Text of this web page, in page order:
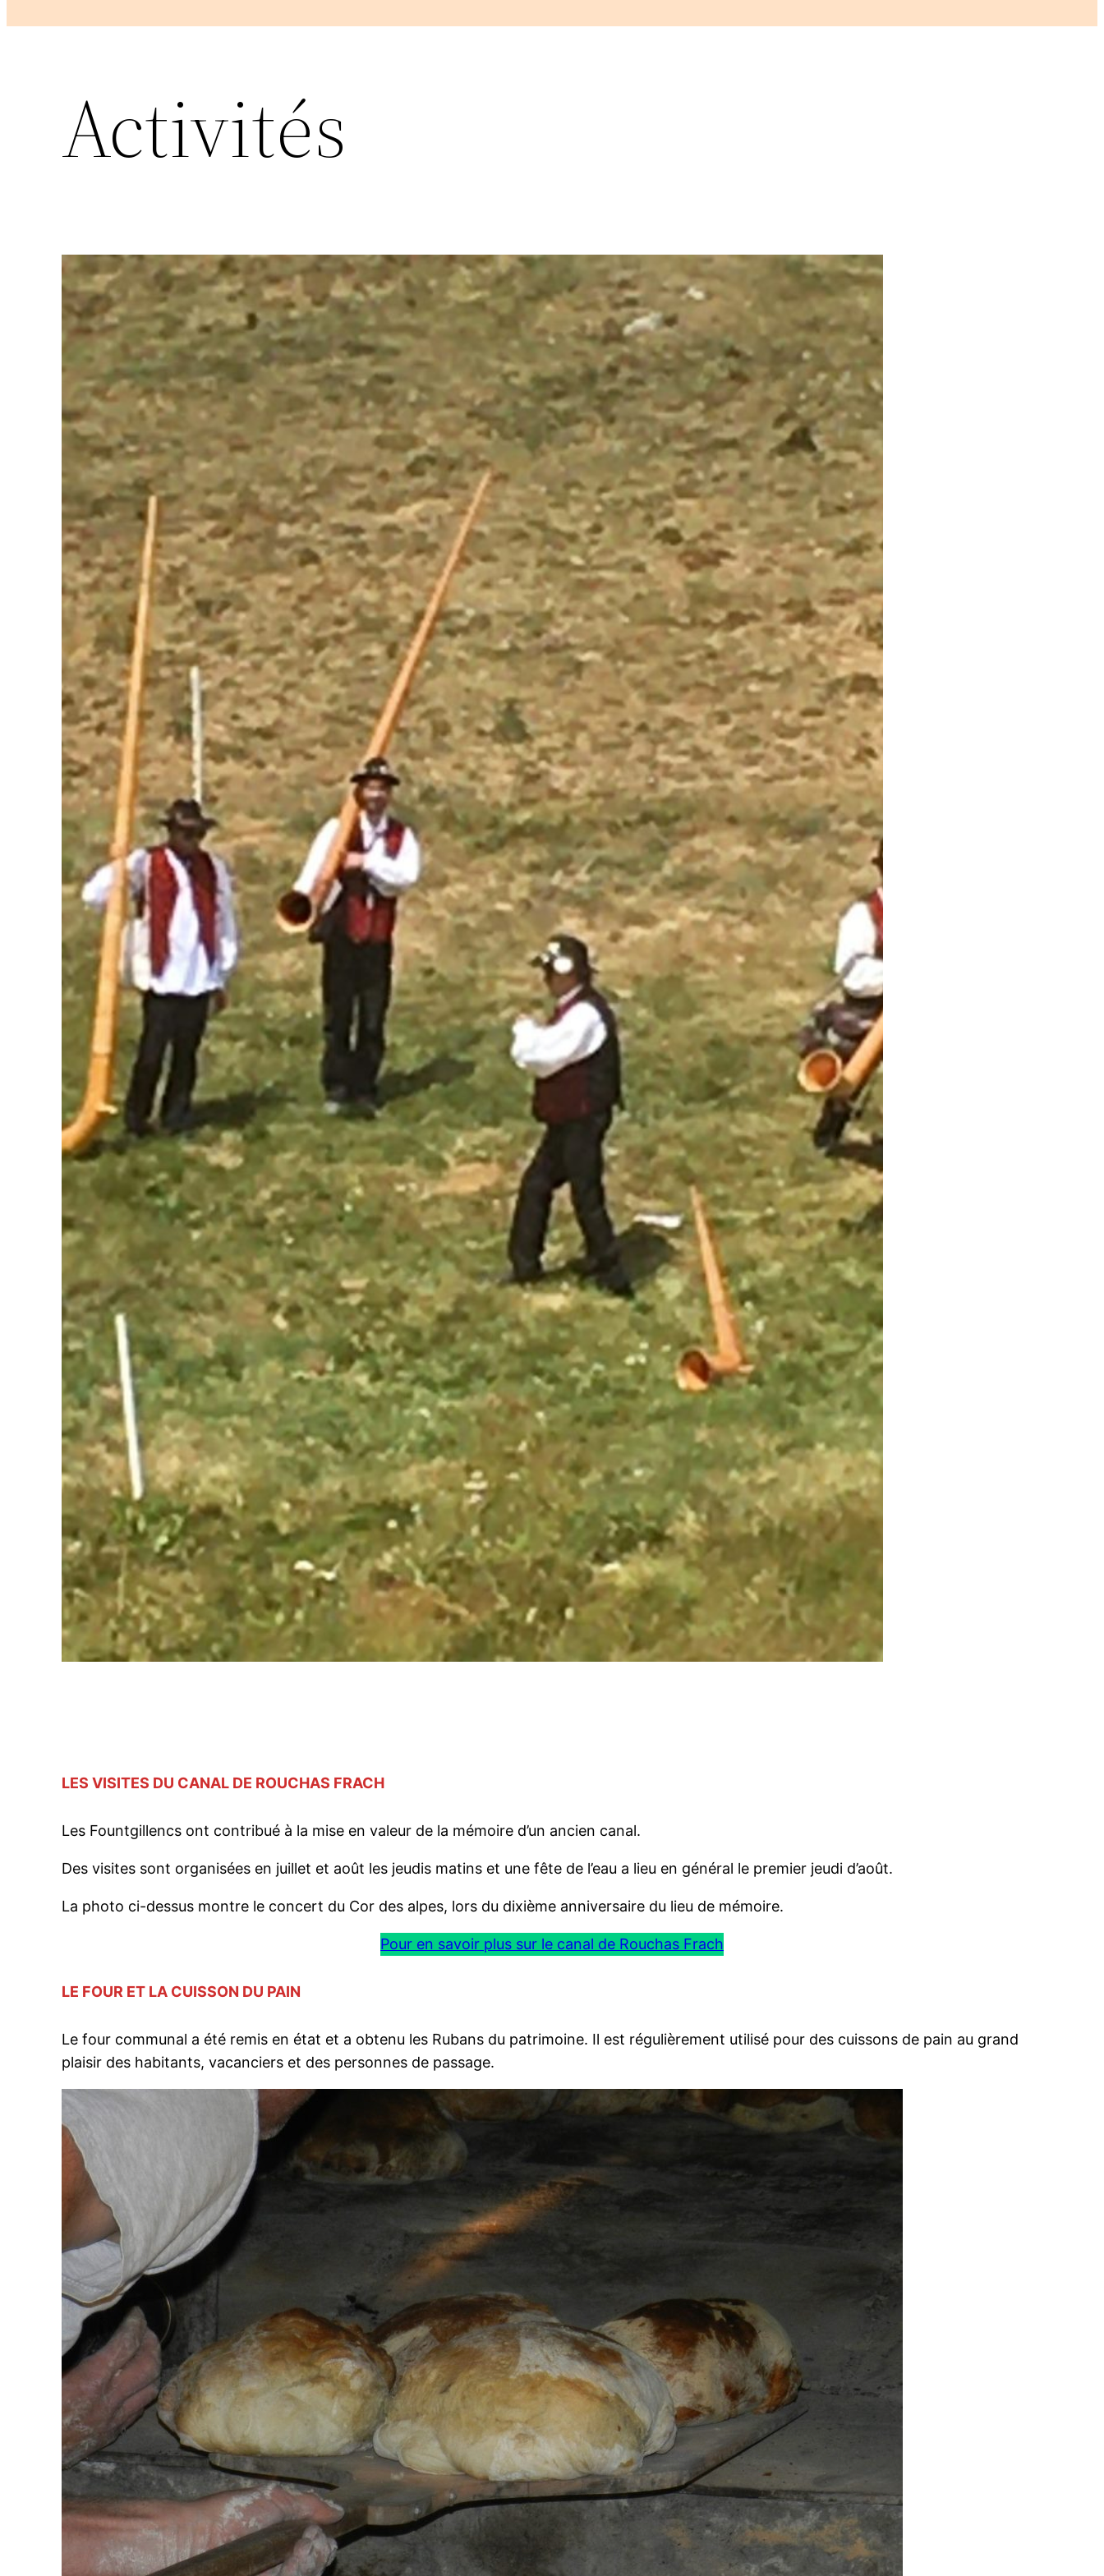
Activités
LES VISITES DU CANAL DE ROUCHAS FRACH
Les Fountgillencs ont contribué à la mise en valeur de la mémoire d’un ancien canal.
Des visites sont organisées en juillet et août les jeudis matins et une fête de l’eau a lieu en général le premier jeudi d’août.
La photo ci-dessus montre le concert du Cor des alpes, lors du dixième anniversaire du lieu de mémoire.
Pour en savoir plus sur le canal de Rouchas Frach
LE FOUR ET LA CUISSON DU PAIN
Le four communal a été remis en état et a obtenu les Rubans du patrimoine. Il est régulièrement utilisé pour des cuissons de pain au grand
plaisir des habitants, vacanciers et des personnes de passage.